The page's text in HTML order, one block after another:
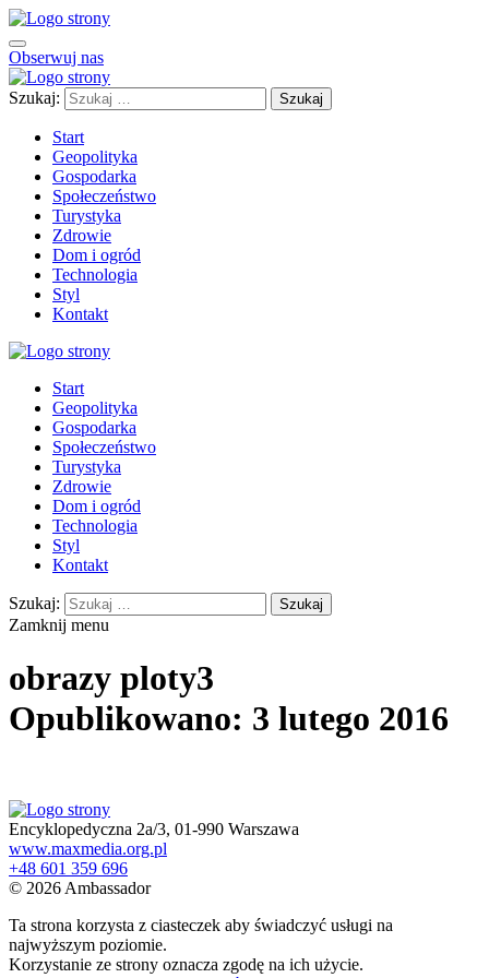
Obserwuj nas
Szukaj:
Start
Geopolityka
Gospodarka
Społeczeństwo
Turystyka
Zdrowie
Dom i ogród
Technologia
Styl
Kontakt
Start
Geopolityka
Gospodarka
Społeczeństwo
Turystyka
Zdrowie
Dom i ogród
Technologia
Styl
Kontakt
Szukaj:
Zamknij menu
obrazy ploty3
Opublikowano: 3 lutego 2016
Encyklopedyczna 2a/3, 01-990 Warszawa
www.maxmedia.org.pl
+48 601 359 696
© 2026 Ambassador
Ta strona korzysta z ciasteczek aby świadczyć usługi na
najwyższym poziomie.
Korzystanie ze strony oznacza zgodę na ich użycie.